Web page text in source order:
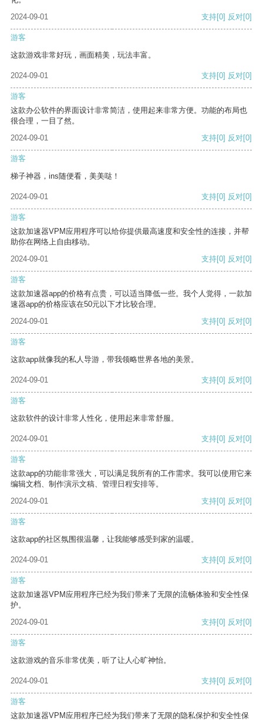
2024-09-01
支持[0] 反对[0]
游客
这款游戏非常好玩，画面精美，玩法丰富。
2024-09-01 支持[0] 反对[0]
游客
这款办公软件的界面设计非常简洁，使用起来非常方便。功能的布局也
很合理，一目了然。
2024-09-01
支持[0] 反对[0]
游客
梯子神器，ins随便看，美美哒！
2024-09-01 支持[0] 反对[0]
游客
这款加速器VPM应用程序可以给你提供最高速度和安全性的连接，并帮
助你在网络上自由移动。
2024-09-01
支持[0] 反对[0]
游客
这款加速器app的价格有点贵，可以适当降低一些。我个人觉得，一款加
速器app的价格应该在50元以下才比较合理。
2024-09-01
支持[0] 反对[0]
游客
这款app就像我的私人导游，带我领略世界各地的美景。
2024-09-01 支持[0] 反对[0]
游客
这款软件的设计非常人性化，使用起来非常舒服。
2024-09-01 支持[0] 反对[0]
游客
这款app的功能非常强大，可以满足我所有的工作需求。我可以使用它来
编辑文档、制作演示文稿、管理日程安排等。
2024-09-01
支持[0] 反对[0]
游客
这款app的社区氛围很温馨，让我能够感受到家的温暖。
2024-09-01 支持[0] 反对[0]
游客
这款加速器VPM应用程序已经为我们带来了无限的流畅体验和安全性保
护。
2024-09-01
支持[0] 反对[0]
游客
这款游戏的音乐非常优美，听了让人心旷神怡。
2024-09-01 支持[0] 反对[0]
游客
这款加速器VPM应用程序已经为我们带来了无限的隐私保护和安全性保